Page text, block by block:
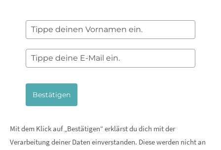
Bestätigen
Mit dem Klick auf „Bestätigen“ erklärst du dich mit der
Verarbeitung deiner Daten einverstanden. Diese werden nicht an